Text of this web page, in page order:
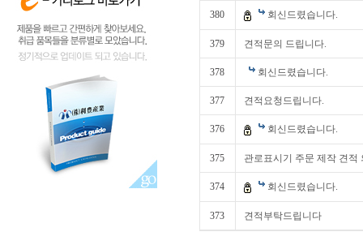
380 회신드렸습니다.
379 견적문의 드립니다.
378 회신드렸습니다.
377 견적요청드립니다.
376 회신드렸습니다.
375 관로표시기 주문 제작 견적
374 회신드렸습니다.
373 견적부탁드립니다